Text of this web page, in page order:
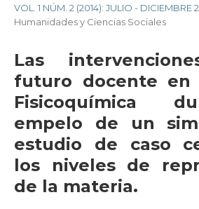
VOL. 1 NÚM. 2 (2014): JULIO - DICIEMBRE
Humanidades y Ciencias Sociales
Las
futuro docente
Fisicoquímica
empelo de un
estudio de caso
los niveles de
de la materia.